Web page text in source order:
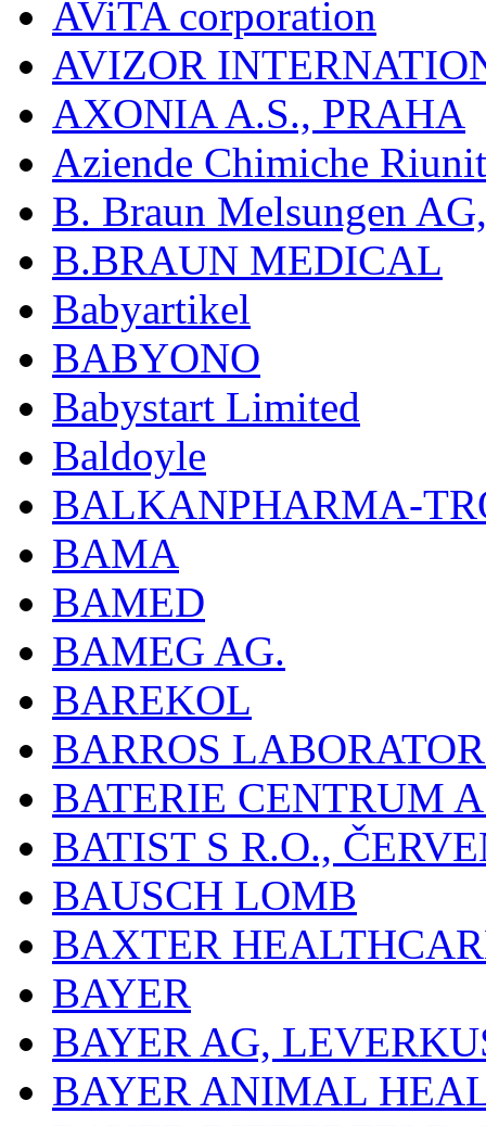
AViTA corporation
AVIZOR
AXONIA A.S., PRAHA
Aziende Chimiche
B. Braun Melsungen
B.BRAUN MEDICAL
Babyartikel
BABYONO
Babystart Limited
Baldoyle
BALKANPHARMA-
BAMA
BAMED
BAMEG AG.
BAREKOL
BARROS
BATERIE CENTRUM
BATIST S R.O.,
BAUSCH LOMB
BAXTER
BAYER
BAYER AG,
BAYER ANIMAL